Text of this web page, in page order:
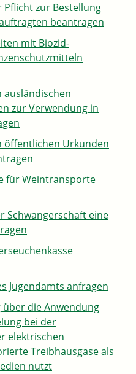
Pflicht zur Bestellung
beantragen
mit Biozid-
ausländischen
zur Verwendung in
öffentlichen Urkunden
für Weintransporte
Schwangerschaft eine
Jugendamts anfragen
die Anwendung
bei der
elektrischen
Treibhausgase als
nutzt